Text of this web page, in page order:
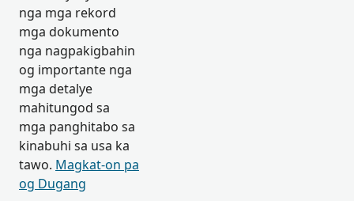
nga mga rekord
mga dokumento
nga nagpakigbahin
og importante nga
mga detalye
mahitungod sa
mga panghitabo sa
kinabuhi sa usa ka
tawo. Magkat-on pa
og Dugang